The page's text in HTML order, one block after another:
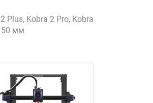
Plus, Kobra 2 Pro, Kobra
50 мм